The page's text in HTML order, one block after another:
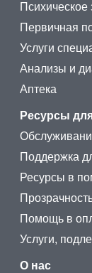
Психическое
Первичная
Услуги
Анализы и
Аптека
Ресурсы
Поддержка
Ресурсы в
Помощь в
Услуги,
О нас